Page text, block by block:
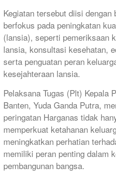
Kegiatan tersebut diisi
berfokus pada peningkatan
(lansia), seperti pemeriksaan
lansia, konsultasi kesehatan,
serta penguatan peran
kesejahteraan lansia.
Pelaksana Tugas (Plt) Kepala
Banten, Yuda Ganda Putra,
peringatan Harganas tidak
memperkuat ketahanan
meningkatkan perhatian
memiliki peran penting dalam
pembangunan bangsa.